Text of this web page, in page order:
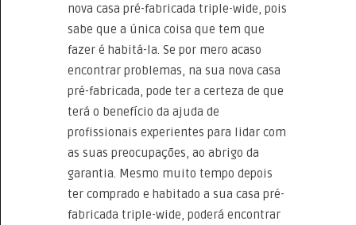
nova casa pré-fabricada triple-wide, pois
sabe que a única coisa que tem que
fazer é habitá-la. Se por mero acaso
encontrar problemas, na sua nova casa
pré-fabricada, pode ter a certeza de que
terá o benefício da ajuda de
profissionais experientes para lidar com
as suas preocupações, ao abrigo da
garantia. Mesmo muito tempo depois
ter comprado e habitado a sua casa pré-
fabricada triple-wide, poderá encontrar